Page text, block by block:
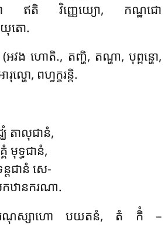
ឥតិ វិញ្ញេយ្យោ, កណ្ឋជោ
តោ.
អវង ហោតិ., តញ្ហិ, តណ្ហា, បុព្ពន្ហោ,
រុល្ហោ, ពហ្វក្ខរន្តិ.
ឈំ តាលុជានំ,
គំ មុទ្ធជានំ,
ន្តជានំ សេ-
ឋានករណា.
ារណុស្សាហោ បយតនំ, តំ កិំ –